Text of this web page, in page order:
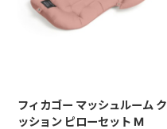
フィカゴー マッシュルーム ク
ッション ピローセット M